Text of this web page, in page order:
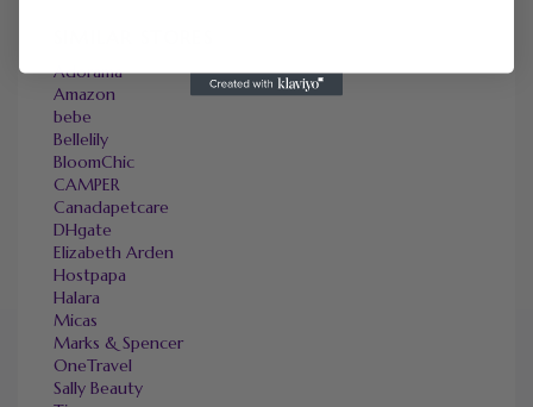
Adorama
Amazon
bebe
Bellelily
BloomChic
CAMPER
Canadapetcare
DHgate
Elizabeth Arden
Hostpapa
Halara
Micas
Marks & Spencer
OneTravel
Sally Beauty